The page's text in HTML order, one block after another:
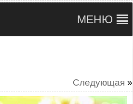
МЕНЮ
Следующая »